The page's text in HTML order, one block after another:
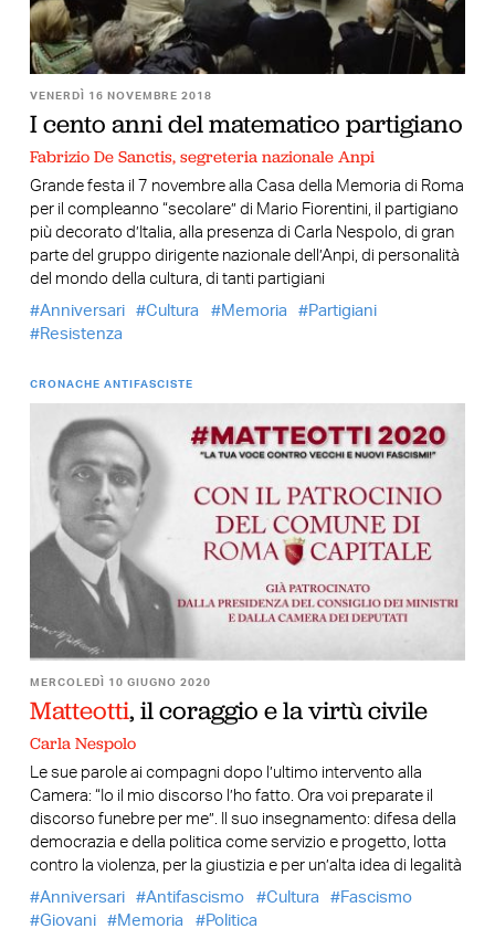
VENERDÌ 16 NOVEMBRE 2018
I cento anni del matematico partigiano
Fabrizio De Sanctis, segreteria nazionale Anpi
Grande festa il 7 novembre alla Casa della Memoria di Roma
per il compleanno “secolare” di Mario Fiorentini, il partigiano
più decorato d’Italia, alla presenza di Carla Nespolo, di gran
parte del gruppo dirigente nazionale dell’Anpi, di personalità
del mondo della cultura, di tanti partigiani
Anniversari
Cultura Memoria
Partigiani
Resistenza
CRONACHE ANTIFASCISTE
MERCOLEDÌ 10 GIUGNO 2020
Matteotti, il coraggio e la virtù civile
Carla Nespolo
Le sue parole ai compagni dopo l’ultimo intervento alla
Camera: “Io il mio discorso l’ho fatto. Ora voi preparate il
discorso funebre per me”. Il suo insegnamento: difesa della
democrazia e della politica come servizio e progetto, lotta
contro la violenza, per la giustizia e per un’alta idea di legalità
Anniversari
Antifascismo Cultura
Fascismo
Giovani
Memoria Politica